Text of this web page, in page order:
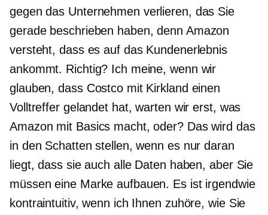
gegen das Unternehmen verlieren, das Sie
gerade beschrieben haben, denn Amazon
versteht, dass es auf das Kundenerlebnis
ankommt. Richtig? Ich meine, wenn wir
glauben, dass Costco mit Kirkland einen
Volltreffer gelandet hat, warten wir erst, was
Amazon mit Basics macht, oder? Das wird das
in den Schatten stellen, wenn es nur daran
liegt, dass sie auch alle Daten haben, aber Sie
müssen eine Marke aufbauen. Es ist irgendwie
kontraintuitiv, wenn ich Ihnen zuhöre, wie Sie